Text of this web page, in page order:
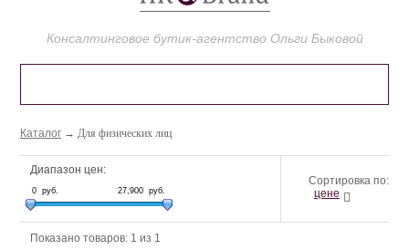
Консалтинговое бутик-агентство Ольги Быковой
Каталог → Для физических лиц
Диапазон цен:
0 руб. 27,900 руб.
Сортировка по:
цене
Показано товаров: 1 из 1